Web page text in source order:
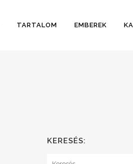
TARTALOM EMBEREK
KERESÉS: